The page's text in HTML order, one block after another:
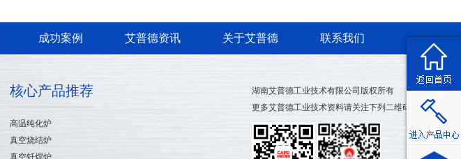
成功案例 艾普德资讯 关于艾普德 联系我们
核心产品推荐
高温纯化炉
真空烧结炉
真空钎焊炉
湖南艾普德工业技术有限公司版权所有
更多艾普德工业技术资料请关注下列二维码